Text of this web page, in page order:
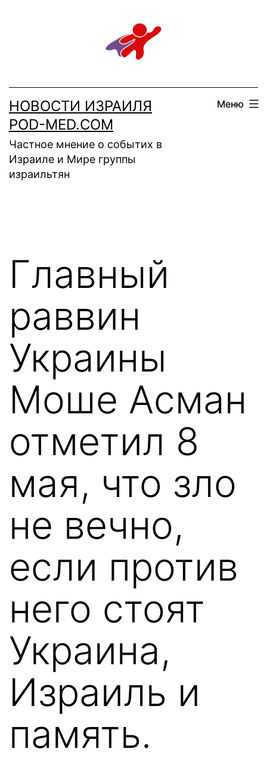
НОВОСТИ ИЗРАИЛЯ
POD-MED.COM
Частное мнение о событих в
Израиле и Мире группы
израильтян
Меню
Главный
раввин
Украины
Моше Асман
отметил 8
мая, что зло
не вечно,
если против
него стоят
Украина,
Израиль и
память.